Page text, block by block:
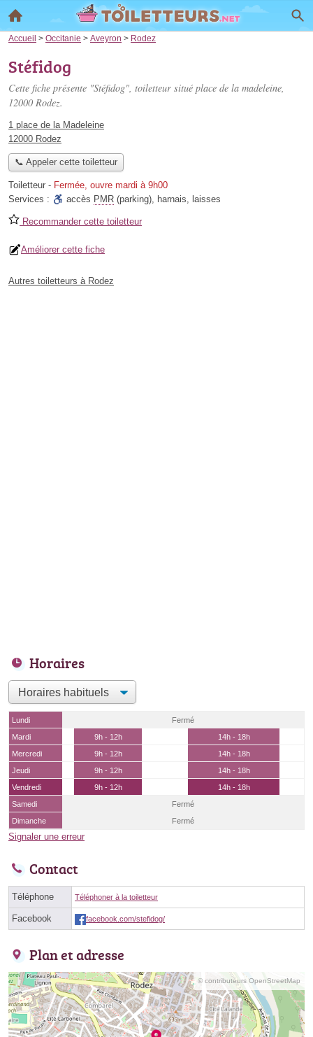
Accueil > Occitanie > Aveyron > Rodez
Stéfidog
Cette fiche présente "Stéfidog", toiletteur situé place de la madeleine,
12000 Rodez.
1 place de la Madeleine
12000 Rodez
📞 Appeler cette toiletteur
Toiletteur - Fermée, ouvre mardi à 9h00
Services :
accès PMR (parking), harnais, laisses
Recommander cette toiletteur
Améliorer cette fiche
Autres toiletteurs à Rodez
Horaires
Lundi
Fermé
Mardi
9h - 12h
14h - 18h
Mercredi
9h - 12h
14h - 18h
Jeudi
9h - 12h
14h - 18h
Vendredi
9h - 12h
14h - 18h
Samedi
Fermé
Dimanche
Fermé
Signaler une erreur
Contact
Téléphone Téléphoner à la toiletteur
Facebook facebook.com/stefidog/
Plan et adresse
© contributeurs OpenStreetMap